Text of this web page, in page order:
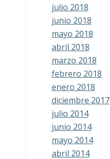
julio 2018
junio 2018
mayo 2018
abril 2018
marzo 2018
febrero 2018
enero 2018
diciembre 2017
julio 2014
junio 2014
mayo 2014
abril 2014